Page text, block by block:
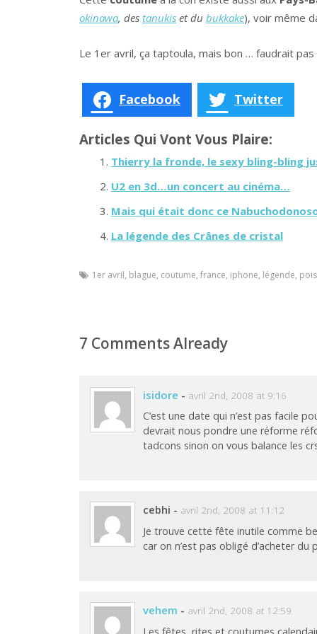
okinawa, des tanukis et du bukkake), voir même
Le 1er avril, ça taptoula, mais bon … faudrait
Facebook Twitter
Articles Qui Vont Vous Plaire:
Thierry la fronde, le sexy bling-bling
U2 en 3d…un concert au cinéma…
Mais qui était donc ce
La légende des Crânes de cristal
1er avril, blague, coutume, france, iphone, légende,
7 Comments Already
isidore - avril 2nd, 2008 at 9:16
C’est une date qui n’est pas facile
devrait nous pondre une réforme
tadcons sinon on vous balance les
cebhi - avril 2nd, 2008 at 11:12
Je trouve cette fête inutile comme
car on n’est pas obligé d’acheter du
vehem - avril 2nd, 2008 at 12:59
Les fêtes, rites et coutumes